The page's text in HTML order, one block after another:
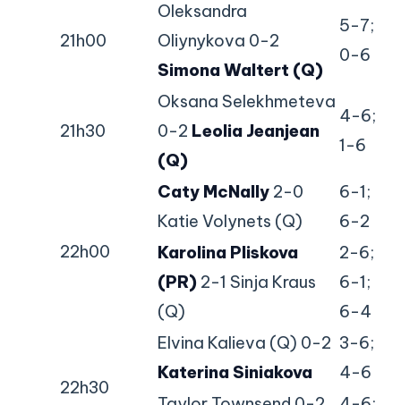
21h00
Oleksandra
Oliynykova 0-2
Simona Waltert (Q)
5-7;
0-6
21h30
Oksana Selekhmeteva
0-2 Leolia Jeanjean
(Q)
4-6;
1-6
22h00
Caty McNally 2-0
Katie Volynets (Q)
6-1;
6-2
Karolina Pliskova
(PR) 2-1 Sinja Kraus
(Q)
2-6;
6-1;
6-4
22h30
Elvina Kalieva (Q) 0-2
Katerina Siniakova
3-6;
4-6